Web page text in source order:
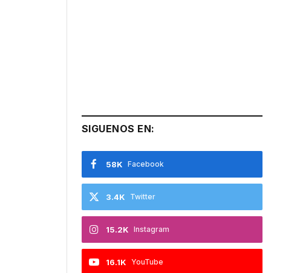
SIGUENOS EN:
Facebook
58K
Twitter
3.4K
Instagram
15.2K
YouTube
16.1K